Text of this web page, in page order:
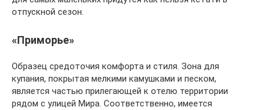
отпускной сезон.
«Приморье»
Образец средоточия комфорта и стиля. Зона для
купания, покрытая мелкими камушками и песком,
является частью прилегающей к отелю территории
рядом с улицей Мира. Соответственно, имеется